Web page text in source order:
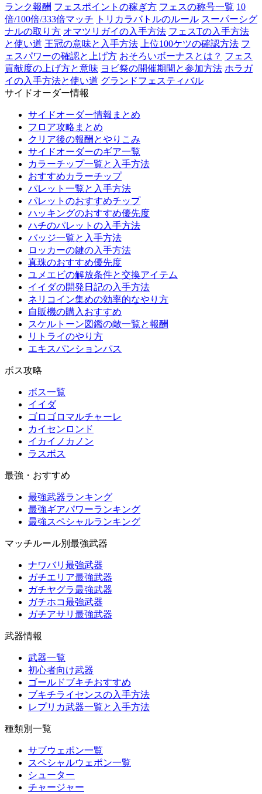
ランク報酬 フェスポイントの稼ぎ方 フェスの称号一覧 10
倍/100倍/333倍マッチ
トリカラバトルのルール スーパーシグ
ナルの取り方 オマツリガイの入手方法 フェスTの入手方法
と使い道 王冠の意味と入手方法 上位100ケツの確認方法 フ
ェスパワーの確認と上げ方 おそろいボーナスとは？ フェス
貢献度の上げ方と意味 ヨビ祭の開催期間と参加方法 ホラガ
イの入手方法と使い道 グランドフェスティバル
サイドオーダー情報
サイドオーダー情報まとめ
フロア攻略まとめ
クリア後の報酬とやりこみ
サイドオーダーのギア一覧
カラーチップ一覧と入手方法
おすすめカラーチップ
パレット一覧と入手方法
パレットのおすすめチップ
ハッキングのおすすめ優先度
ハチのパレットの入手方法
バッジ一覧と入手方法
ロッカーの鍵の入手方法
真珠のおすすめ優先度
ユメエビの解放条件と交換アイテム
イイダの開発日記の入手方法
ネリコイン集めの効率的なやり方
自販機の購入おすすめ
スケルトーン図鑑の敵一覧と報酬
リトライのやり方
エキスパンションパス
ボス攻略
ボス一覧
イイダ
ゴロゴロマルチャーレ
カイセンロンド
イカイノカノン
ラスボス
最強・おすすめ
最強武器ランキング
最強ギアパワーランキング
最強スペシャルランキング
マッチルール別最強武器
ナワバリ最強武器
ガチエリア最強武器
ガチヤグラ最強武器
ガチホコ最強武器
ガチアサリ最強武器
武器情報
武器一覧
初心者向け武器
ゴールドブキチおすすめ
ブキチライセンスの入手方法
レプリカ武器一覧と入手方法
種類別一覧
サブウェポン一覧
スペシャルウェポン一覧
シューター
チャージャー